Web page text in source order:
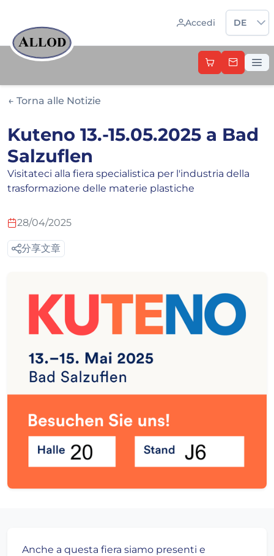
Accedi
Sprache
DE
← Torna alle Notizie
Kuteno 13.-15.05.2025 a Bad
Salzuflen
Visitateci alla fiera specialistica per l'industria della
trasformazione delle materie plastiche
28/04/2025
分享文章
Anche a questa fiera siamo presenti e